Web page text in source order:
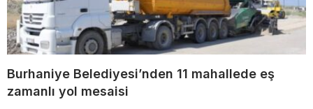
Burhaniye Belediyesi’nden 11 mahallede eş
zamanlı yol mesaisi